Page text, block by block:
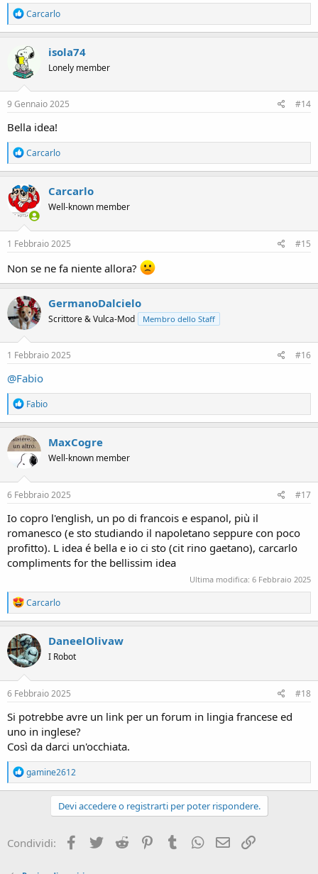
R
e
a
c
t
i
o
n
s
Carcarlo
isola74
Lonely member
9 Gennaio 2025 #14
Bella idea!
R
e
a
c
t
i
o
n
s
Carcarlo
Carcarlo
Well-known member
1 Febbraio 2025 #15
Non se ne fa niente allora?
GermanoDalcielo
Scrittore & Vulca-Mod Membro dello Staff
1 Febbraio 2025 #16
@Fabio
R
e
a
c
t
n
s
Fabio
MaxCogre
Well-known member
6 Febbraio 2025 #17
Io copro l'english, un po di francois e espanol, più il
romanesco (e sto studiando il napoletano seppure con poco
profitto). L idea é bella e io ci sto (cit rino gaetano), carcarlo
compliments for the bellissim idea
Ultima modifica: 6 Febbraio 2025
R
e
a
c
t
i
o
n
s
Carcarlo
DaneelOlivaw
I Robot
6 Febbraio 2025 #18
Si potrebbe avre un link per un forum in lingia francese ed
uno in inglese?
Così da darci un'occhiata.
R
e
a
o
n
gamine2612
Devi accedere o registrarti per poter rispondere.
Condividi: Facebook
Twitter Reddit PinterestTumblrWhatsApp
e-mail